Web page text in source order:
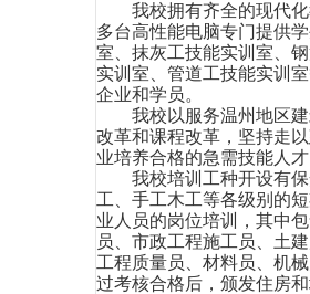
我校拥有齐全的现代
多台高性能电脑专门提供
室、抹灰工技能实训室、
实训室、管道工技能实训
企业和学员。
我校以服务温州地区
改革和课程改革，坚持走
业培养合格的急需技能人
我校培训工种开设有
工、手工木工等各级别的
业人员的岗位培训，其中
员、市政工程施工员、土
工程质量员、材料员、机
过考核合格后，颁发住房